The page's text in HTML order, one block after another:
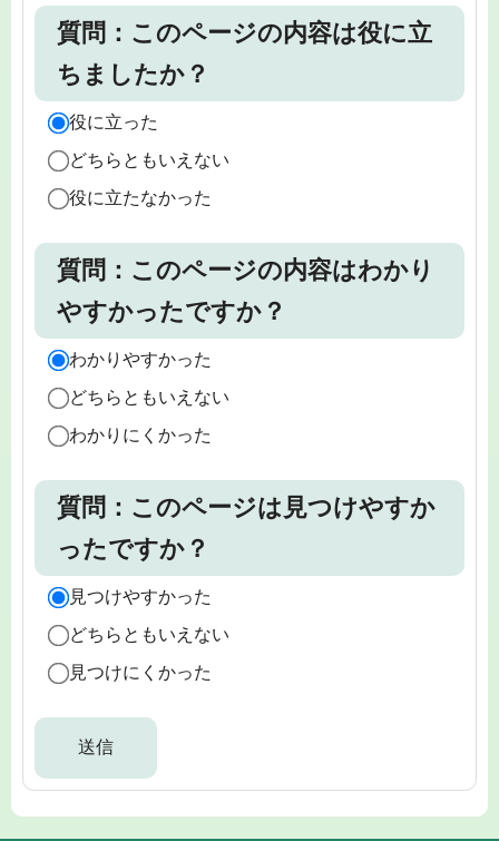
質問：このページの内容は役に立
ちましたか？
役に立った
どちらともいえない
役に立たなかった
質問：このページの内容はわかり
やすかったですか？
わかりやすかった
どちらともいえない
わかりにくかった
質問：このページは見つけやすか
ったですか？
見つけやすかった
どちらともいえない
見つけにくかった